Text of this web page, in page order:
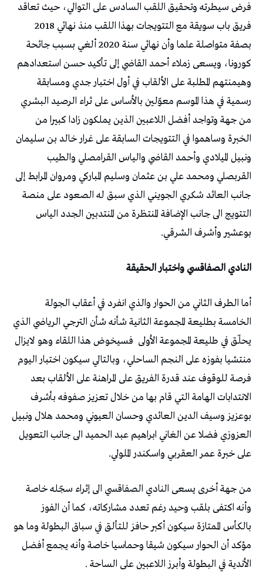
فرض سيطرته وتحقيق اللقب السادس على التوالي، حيث تعاقد
فريق باب سويقة مع التتويجات بهذا اللقب منذ نهائي 2018
بصفة متواصلة علما وأن نهائي سنة 2020 ألغي بسبب جائحة
كورونا، ويسعى زملاء أحمد القاضي إلى تأكيد حسن استعدادهم
وهيمنتهم المطلبة على الألقاب في أول اختبار جدي ومسابقة
رسمية في هذا الموسم معوّلين بالأساس على ثراء الرصيد البشري
من جهة وتواجد أفضل اللاعبين الذين يملكون زادا كبيرا من
الخبرة وساهموا في التتويجات السابقة على غرار خالد بن سليمان
ونبيل الميلادي وأحمد القاضي والياس القرامصلي والطيب
القربصلي ومحمد علي بن عثمان وسليم المباركي ومروان المرابط إلى
جانب العائد شكري الجويني الذي سبق له الصعود على منصة
التتويج الى جانب الإضافة المنتظرة من المنتدبين الجدد الياس
بوعشير وأشرف الشرقي.
النادي الصفاقسي واختبار الحقيقة
أما الطرف الثاني من الحوار والذي انفرد في أعقاب الجولة
الخامسة بطليعة المجموعة الثانية شأنه شأن الترجي الرياضي الذي
يحلّق في طليعة المجموعة الأولى فسيخوض هذا اللقاء وهو لايزال
منتشيا بفوزه على النجم الساحلي، وبالتالي سيكون اختبار اليوم
فرصة للوقوف عند قدرة الفريق على المراهنة على الألقاب بعد
الانتدابات الهامة التي قام بها من خلال تعزيز صفوفه بأشرف
بوعزيز وسيف الدين العائدي وحسان العيوني ومحمد هلال ونبيل
العزوزي فضلا عن الغاني ابراهيم عبد الحميد الى جانب التعويل
على خبرة عمر العقربي واسكندر الملولي.
من جهة أخرى يسعى النادي الصفاقسي الى إثراء سجّله خاصة
وأنه اكتفى بلقب وحيد رغم تعدد مشاركاته، كما أن الفوز
بالكأس الممتازة سيكون أكبر حافز للتألق في سباق البطولة وما هو
مؤكد أن الحوار سيكون شيقا وحماسيا خاصة وأنه يجمع أفضل
الأندية في البطولة وأبرز اللاعبين على الساحة .